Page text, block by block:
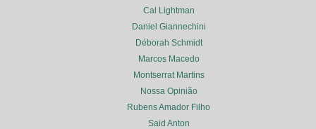
Cal Lightman
Daniel Giannechini
Déborah Schmidt
Marcos Macedo
Montserrat Martins
Nossa Opinião
Rubens Amador Filho
Said Anton